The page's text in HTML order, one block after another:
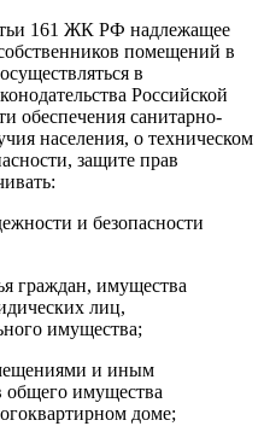
161 ЖК РФ надлежащее
помещений в
в
Российской
обеспечения санитарно-
населения, о техническом
защите прав
и безопасности
граждан, имущества
лиц,
имущества;
и иным
общего имущества
доме;